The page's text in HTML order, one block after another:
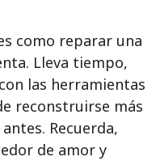
como reparar una
Lleva tiempo,
las herramientas
reconstruirse más
Recuerda,
de amor y